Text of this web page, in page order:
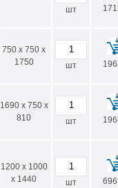
шт
750 x 750 x
1750
шт
1690 x 750 x
810
шт
1200 x 1000
x 1440
шт